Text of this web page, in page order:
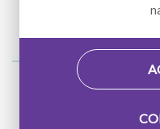
© 2026 AlterGo. Tous